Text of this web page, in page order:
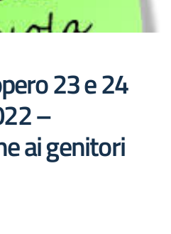
23 e 24
–
ai genitori